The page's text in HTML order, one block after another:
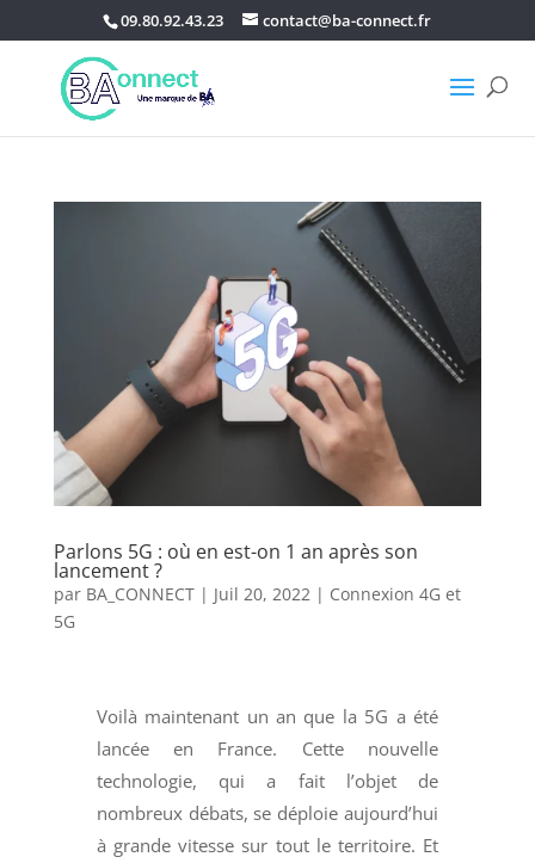
09.80.92.43.23 contact@ba-connect.fr
Parlons 5G : où en est-on 1 an après son
lancement ?
par BA_CONNECT| Juil 20, 2022 | Connexion 4G et
5G
Voilà maintenant un an que la 5G a été
lancée en France. Cette nouvelle
technologie, qui a fait l’objet de
nombreux débats, se déploie aujourd’hui
à grande vitesse sur tout le territoire. Et